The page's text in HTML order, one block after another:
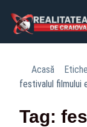
Acasă
festivalul filmului
Tag: